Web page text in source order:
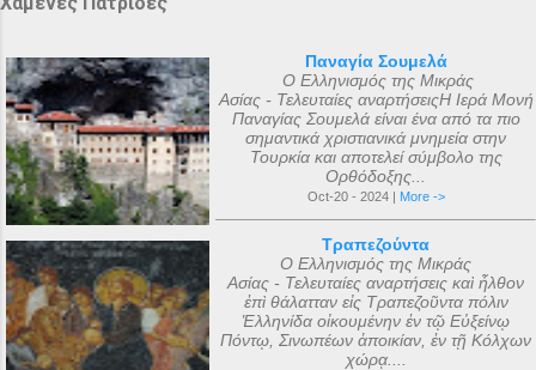
Παναγία Σουμελά
Ο Ελληνισμός της Μικράς
Ασίας - Τελευταίες αναρτήσειςΗ Ιερά Μονή
Παναγίας Σουμελά είναι ένα από τα πιο
σημαντικά χριστιανικά μνημεία στην
Τουρκία και αποτελεί σύμβολο της
Ορθόδοξης...
Oct-20 - 2024 | More ->
Τραπεζούντα
Ο Ελληνισμός της Μικράς
Ασίας - Τελευταίες αναρτήσεις καὶ ἦλθον
ἐπὶ θάλατταν εἰς Τραπεζοῦντα πόλιν
Ἑλληνίδα οἰκουμένην ἐν τῷ Εὐξείνῳ
Πόντῳ, Σινωπέων ἀποικίαν, ἐν τῇ Κόλχων
χώρᾳ....